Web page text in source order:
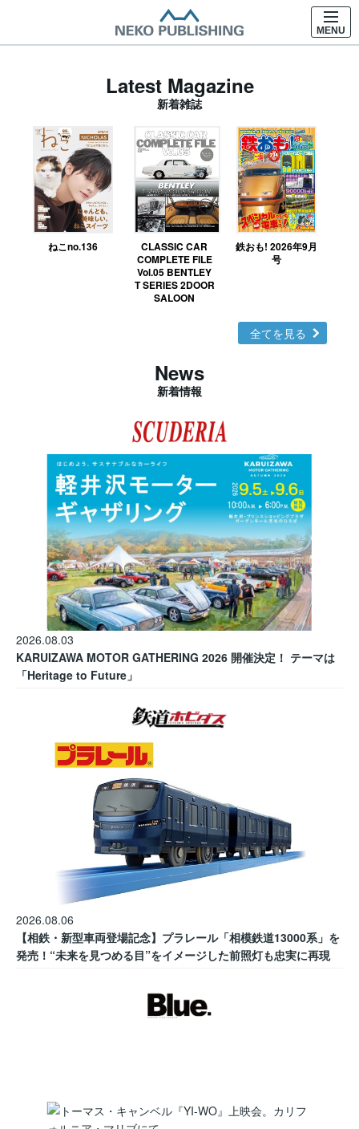
MENU
Latest Magazine
新着雑誌
ねこno.136
CLASSIC CAR
COMPLETE FILE
Vol.05 BENTLEY
T SERIES 2DOOR
SALOON
鉄おも! 2026年9月
号
全てを見る
News
新着情報
2026.08.03
KARUIZAWA MOTOR GATHERING 2026 開催決定！ テーマは
「Heritage to Future」
2026.08.06
【相鉄・新型車両登場記念】プラレール「相模鉄道13000系」を
発売！“未来を見つめる目”をイメージした前照灯も忠実に再現